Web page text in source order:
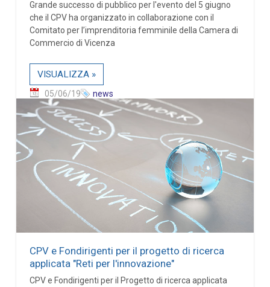
Grande successo di pubblico per l'evento del 5 giugno
che il CPV ha organizzato in collaborazione con il
Comitato per l’imprenditoria femminile della Camera di
Commercio di Vicenza
VISUALIZZA »
05/06/19 news
CPV e Fondirigenti per il progetto di ricerca
applicata "Reti per l'innovazione"
CPV e Fondirigenti per il Progetto di ricerca applicata